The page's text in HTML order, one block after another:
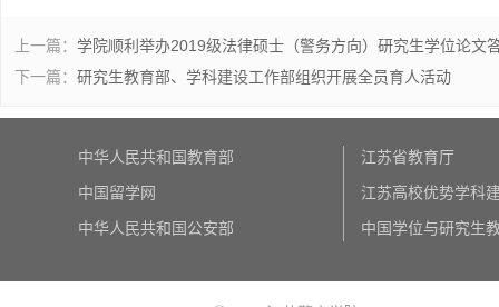
上一篇： 学院顺利举办2019级法律硕士（警务方向）研究生学位论文
下一篇： 研究生教育部、学科建设工作部组织开展全员育人活动
中华人民共和国教育部
中国留学网
中华人民共和国公安部
江苏省教育厅
江苏高校优势学科
中国学位与研究生